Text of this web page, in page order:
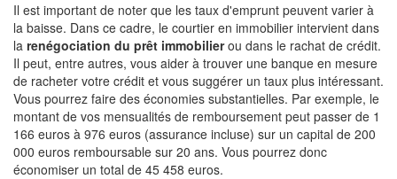
Il est important de noter que les taux d'emprunt peuvent varier à
la baisse. Dans ce cadre, le courtier en immobilier intervient dans
la renégociation du prêt immobilierou dans le rachat de crédit.
Il peut, entre autres, vous aider à trouver une banque en mesure
de racheter votre crédit et vous suggérer un taux plus intéressant.
Vous pourrez faire des économies substantielles. Par exemple, le
montant de vos mensualités de remboursement peut passer de 1
166 euros à 976 euros (assurance incluse) sur un capital de 200
000 euros remboursable sur 20 ans. Vous pourrez donc
économiser un total de 45 458 euros.